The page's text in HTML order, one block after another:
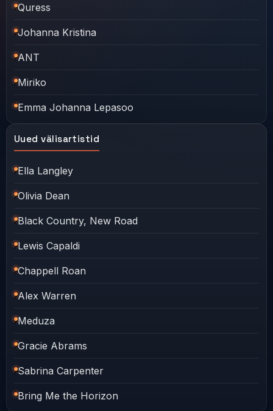
Quress
Johanna Kristina
ANT
Miriko
Emma Johanna Lepasoo
Uued välisartistid
Ella Langley
Olivia Dean
Black Country, New Road
Lewis Capaldi
Chappell Roan
Alex Warren
Meduza
Gracie Abrams
Sabrina Carpenter
Bring Me the Horizon